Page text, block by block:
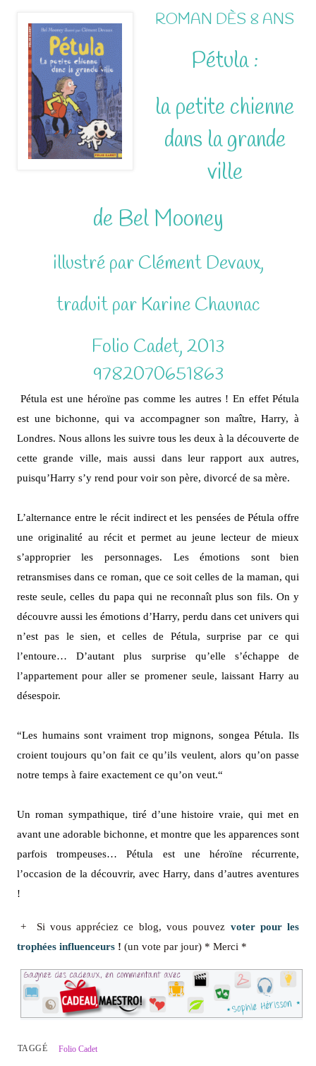
ROMAN DÈS 8 ANS
Pétula :
la petite chienne
dans la grande
ville
de Bel Mooney
illustré par Clément Devaux,
traduit par Karine Chaunac
Folio Cadet, 2013
9782070651863
Pétula est une héroïne pas comme les autres ! En effet Pétula
est une bichonne, qui va accompagner son maître, Harry, à
Londres. Nous allons les suivre tous les deux à la découverte de
cette grande ville, mais aussi dans leur rapport aux autres,
puisqu’Harry s’y rend pour voir son père, divorcé de sa mère.
L’alternance entre le récit indirect et les pensées de Pétula offre
une originalité au récit et permet au jeune lecteur de mieux
s’approprier les personnages. Les émotions sont bien
retransmises dans ce roman, que ce soit celles de la maman, qui
reste seule, celles du papa qui ne reconnaît plus son fils. On y
découvre aussi les émotions d’Harry, perdu dans cet univers qui
n’est pas le sien, et celles de Pétula, surprise par ce qui
l’entoure… D’autant plus surprise qu’elle s’échappe de
l’appartement pour aller se promener seule, laissant Harry au
désespoir.
“Les humains sont vraiment trop mignons, songeaPétula. Ils
croient toujours qu’on fait ce qu’ils veulent, alors qu’on passe
notre temps à faire exactement ce qu’on veut.“
Un roman sympathique, tiré d’une histoire vraie, qui met en
avant une adorable bichonne, et montre que les apparences sont
parfois trompeuses… Pétula est une héroïne récurrente,
l’occasion de la découvrir, avec Harry, dans d’autres aventures
!
+ Si vous appréciez ce blog, vous pouvez voter pour les
trophées influenceurs! (un vote par jour) * Merci *
TAGGÉ Folio Cadet